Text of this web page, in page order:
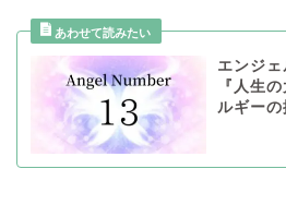
エンジ
『人生
ルギーの